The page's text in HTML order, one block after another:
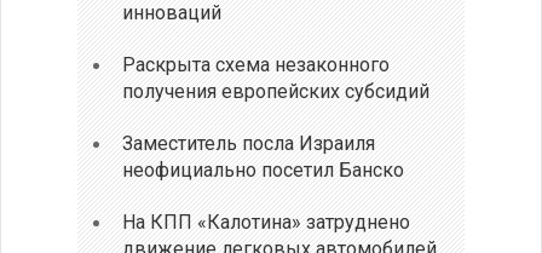
инноваций
Раскрыта схема незаконного
получения европейских субсидий
Заместитель посла Израиля
неофициально посетил Банско
На КПП «Калотина» затруднено